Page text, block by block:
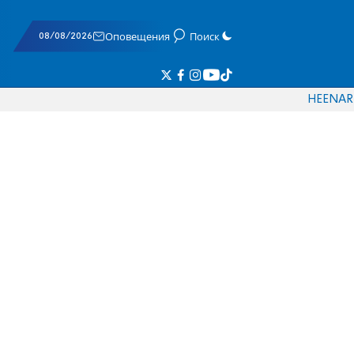
08/08/2026 Оповещения Поиск
HEENAR